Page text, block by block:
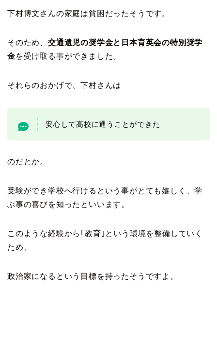
下村博文さんの家庭は貧困だったそうです。
そのため、 交通遺児の奨学金と日本育英会の特別奨学
金を受け取る事ができました。
それらのおかげで、下村さんは
安心して高校に通うことができた
のだとか。
受験ができ学校へ行けるという事がとても嬉しく、学
ぶ事の喜びを知ったといいます。
このような経験から｢教育｣という環境を整備していく
ため、
政治家になるという目標を持ったそうですよ。